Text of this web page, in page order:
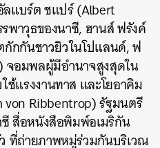
ลแบร์ต ชแปร์ (Albert
พาวุธของนาซี, ฮานส์ ฟรังค์
กักกันชาวยิวในโปแลนด์, ฟ
จอมพลผู้มีอำนาจสูงสุดใน
แรงงานทาส และโยอาคิม
Ribbentrop) รัฐมนตรี
ซี สื่อหนังสือพิมพ์อเมริกัน
ที่ถ่ายภาพหมู่ร่วมกันบริเวณ